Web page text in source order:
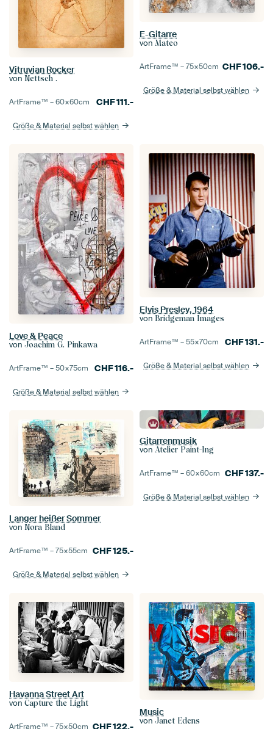
Vitruvian Rocker
von Nettsch .
ArtFrame™ –60×60cm CHF111.-
Größe & Material selbst wählen
E-Gitarre
von Mateo
ArtFrame™ –75×50cm CHF106.-
Größe & Material selbst wählen
Love & Peace
von Joachim G. Pinkawa
ArtFrame™ –50×75cm CHF116.-
Größe & Material selbst wählen
Elvis Presley, 1964
von Bridgeman Images
ArtFrame™ –55×70cm CHF131.-
Größe & Material selbst wählen
Langer heißer Sommer
von Nora Bland
ArtFrame™ –75×55cm CHF125.-
Größe & Material selbst wählen
Gitarrenmusik
von Atelier Paint-Ing
ArtFrame™ –60×60cm CHF137.-
Größe & Material selbst wählen
Havanna Street Art
von Capture the Light
ArtFrame™ –75×50cm
Music
von Janet Edens